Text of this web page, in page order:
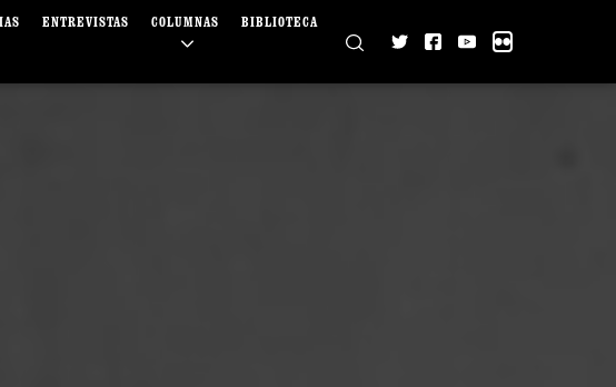
ENTREVISTAS COLUMNAS BIBLIOTECA